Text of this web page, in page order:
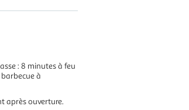
: 8 minutes à feu
à
après ouverture.